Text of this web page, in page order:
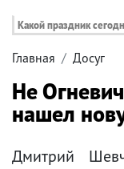
Какой праздник
Главная Досуг
Не
нашел
Дмитрий